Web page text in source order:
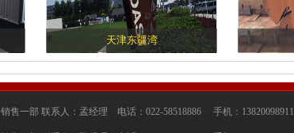
天津东疆湾
销售一部 联系人：孟经理 电话：022-58518886 手机：13820098911